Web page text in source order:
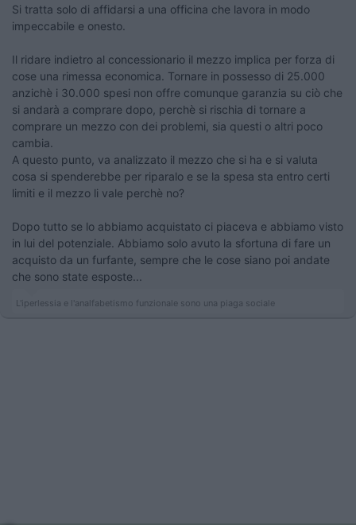
Si tratta solo di affidarsi a una officina che lavora in modo
impeccabile e onesto.
Il ridare indietro al concessionario il mezzo implica per forza di
cose una rimessa economica. Tornare in possesso di 25.000
anzichè i 30.000 spesi non offre comunque garanzia su ciò che
si andarà a comprare dopo, perchè si rischia di tornare a
comprare un mezzo con dei problemi, sia questi o altri poco
cambia.
A questo punto, va analizzato il mezzo che si ha e si valuta
cosa si spenderebbe per riparalo e se la spesa sta entro certi
limiti e il mezzo li vale perchè no?
Dopo tutto se lo abbiamo acquistato ci piaceva e abbiamo visto
in lui del potenziale. Abbiamo solo avuto la sfortuna di fare un
acquisto da un furfante, sempre che le cose siano poi andate
che sono state esposte...
L'iperlessia e l'analfabetismo funzionale sono una piaga sociale